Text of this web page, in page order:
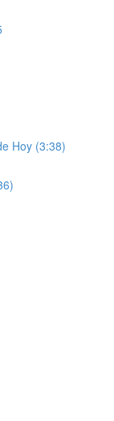
Hoy (3:38)